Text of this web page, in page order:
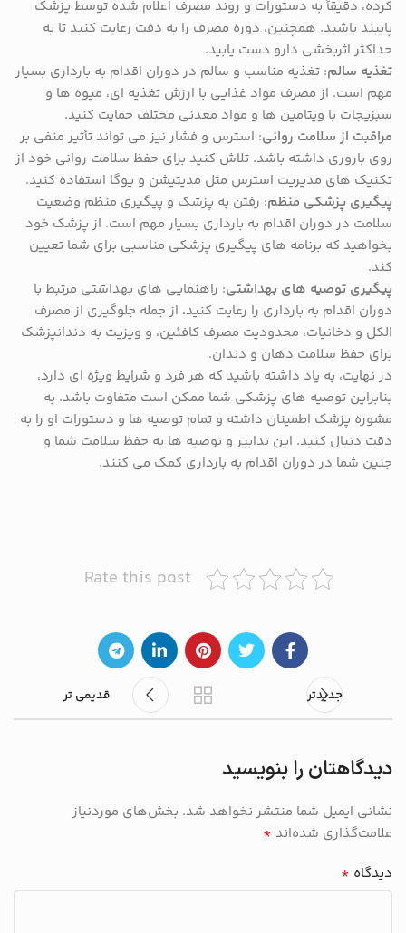
کرده، دقیقاً به دستورات و روند مصرف اعلام شده توسط پزشک
پایبند باشید. همچنین، دوره مصرف را به دقت رعایت کنید تا به
حداکثر اثربخشی دارو دست یابید.
تغذیه سالم: تغذیه مناسب و سالم در دوران اقدام به بارداری بسیار
مهم است. از مصرف مواد غذایی با ارزش تغذیه ای، میوه ها و
سبزیجات با ویتامین ها و مواد معدنی مختلف حمایت کنید.
مراقبت از سلامت روانی: استرس و فشار نیز می تواند تأثیر منفی بر
روی باروری داشته باشد. تلاش کنید برای حفظ سلامت روانی خود از
تکنیک های مدیریت استرس مثل مدیتیشن و یوگا استفاده کنید.
پیگیری پزشکی منظم: رفتن به پزشک و پیگیری منظم وضعیت
سلامت در دوران اقدام به بارداری بسیار مهم است. از پزشک خود
بخواهید که برنامه های پیگیری پزشکی مناسبی برای شما تعیین
کند.
پیگیری توصیه های بهداشتی: راهنمایی های بهداشتی مرتبط با
دوران اقدام به بارداری را رعایت کنید، از جمله جلوگیری از مصرف
الکل و دخانیات، محدودیت مصرف کافئین، و ویزیت به دندانپزشک
برای حفظ سلامت دهان و دندان.
در نهایت، به یاد داشته باشید که هر فرد و شرایط ویژه ای دارد،
بنابراین توصیه های پزشکی شما ممکن است متفاوت باشد. به
مشوره پزشک اطمینان داشته و تمام توصیه ها و دستورات او را به
دقت دنبال کنید. این تدابیر و توصیه ها به حفظ سلامت شما و
جنین شما در دوران اقدام به بارداری کمک می کنند.
Rate this post
جدیدتر قدیمی تر
دیدگاهتان را بنویسید
نشانی ایمیل شما منتشر نخواهد شد. بخش‌های موردنیاز
علامت‌گذاری شده‌اند *
دیدگاه *